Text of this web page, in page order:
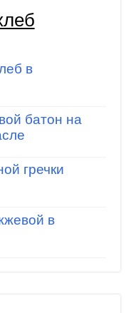
в
батон на
гречки
в